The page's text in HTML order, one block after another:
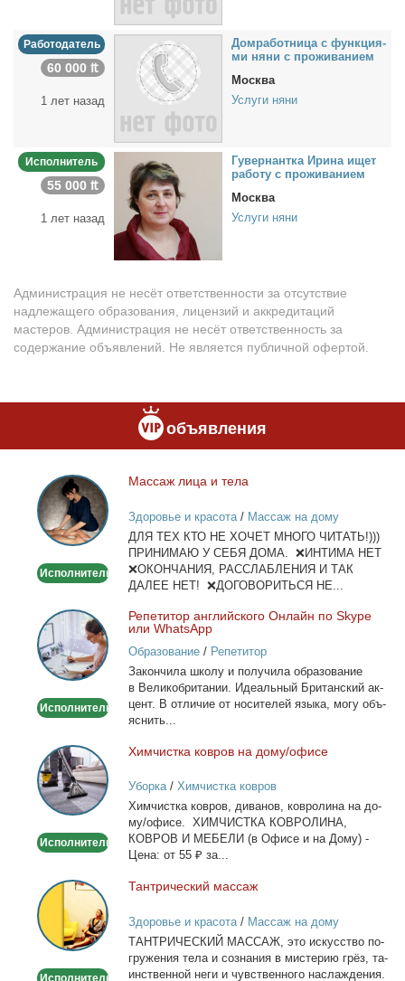
Работодатель
60 000 ₶
1 лет назад
Дом­ра­бот­ни­ца с функ­ци­я­
ми ня­ни с про­жи­ва­ни­ем
Москва
Услуги няни
Исполнитель
55 000 ₶
1 лет назад
Гу­вер­нант­ка Ири­на ищет
ра­бо­ту с про­жи­ва­ни­ем
Москва
Услуги няни
Администрация не несёт ответственности за отсутствие
надлежащего образования, лицензий и аккредитаций
мастеров. Администрация не несёт ответственность за
содержание объявлений. Не является публичной офертой.
объявления
Массаж
лица
и
тела
Исполнитель
Мас­саж ли­ца и те­ла
Здоровье и красота/ Массаж на дому
ДЛЯ ТЕХ КТО НЕ ХОЧЕТ МНОГО ЧИТАТЬ!)))
ПРИНИМАЮ У СЕБЯ ДОМА. ❌ИНТИМА НЕТ
❌ОКОНЧАНИЯ, РАССЛАБЛЕНИЯ И ТАК
ДАЛЕЕ НЕТ! ❌ДОГОВОРИТЬСЯ НЕ...
Репетитор
английского
Онлайн
по
или
Исполнитель
Ре­пе­ти­тор ан­глий­ско­го Он­лайн по Skype
или WhatsApp
Образование/ Репетитор
За­кон­чи­ла шко­лу и по­лу­чи­ла об­ра­зо­ва­ние
в Ве­ли­ко­бри­та­нии. Иде­аль­ный Бри­тан­ский ак­
цент. В от­ли­чие от но­си­те­лей язы­ка, мо­гу объ­
яс­нить...
Химчистка
ковров
на
дому/
Исполнитель
Хим­чист­ка ков­ров на до­му/офи­се
Уборка/ Химчистка ковров
Хим­чист­ка ков­ров, ди­ва­нов, ков­ро­ли­на на до­
му/офи­се. ХИМЧИСТКА КОВРОЛИНА,
КОВРОВ И МЕБЕЛИ (в Офи­се и на До­му) -
Це­на: от 55 ₽ за...
Тантрический
массаж
Исполнитель
Тан­три­че­ский мас­саж
Здоровье и красота/ Массаж на дому
ТАНТРИЧЕСКИЙ МАССАЖ, это ис­кус­ство по­
гру­же­ния те­ла и со­зна­ния в ми­сте­рию грёз, та­
ин­ствен­ной неги и чув­ствен­но­го на­сла­жде­ния.